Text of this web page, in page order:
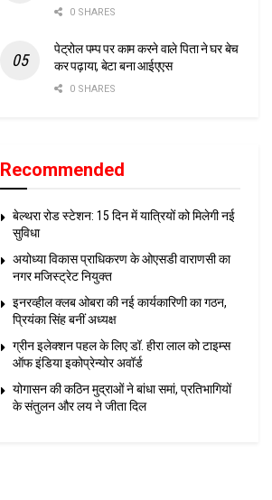
0 SHARES
पेट्रोल पम्प पर काम करने वाले पिता ने घर बेच
कर पढ़ाया, बेटा बना आईएएस
0 SHARES
Recommended
बेल्थरा रोड स्टेशन: 15 दिन में यात्रियों को मिलेगी नई
सुविधा
अयोध्या विकास प्राधिकरण के ओएसडी वाराणसी का
नगर मजिस्ट्रेट नियुक्त
इनरव्हील क्लब ओबरा की नई कार्यकारिणी का गठन,
प्रियंका सिंह बनीं अध्यक्ष
ग्रीन इलेक्शन पहल के लिए डॉ. हीरा लाल को टाइम्स
ऑफ इंडिया इकोप्रेन्योर अवॉर्ड
योगासन की कठिन मुद्राओं ने बांधा समां, प्रतिभागियों
के संतुलन और लय ने जीता दिल